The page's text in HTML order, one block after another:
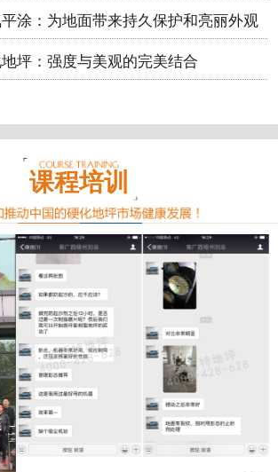
涂：为地面带来持久保护和亮丽外观
坪：强度与美观的完美结合
课程培训